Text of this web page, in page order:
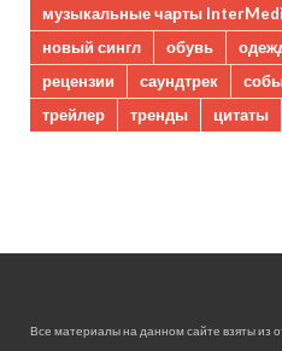
музыкальные чарты
новый сингл
обувь
рецензии
саундтрек
трейлер
тренды цитаты
Все материалы на данном сайте взяты из